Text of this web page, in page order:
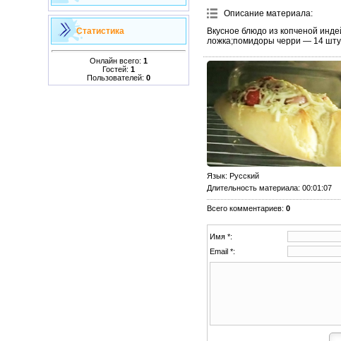
Статистика
Онлайн всего: 1
Гостей: 1
Пользователей: 0
Описание материала:
Вкусное блюдо из копченой
ложка;помидоры черри — 14
Язык: Русский
Длительность материала: 00:01:07
Всего комментариев: 0
Имя *:
Email *: